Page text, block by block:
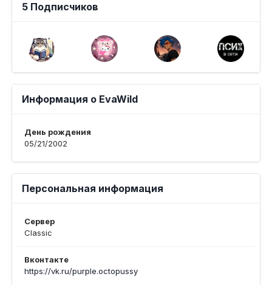
5 Подписчиков
Информация о EvaWild
День рождения
05/21/2002
Персональная информация
Сервер
Classic
Вконтакте
https://vk.ru/purple.octopussy